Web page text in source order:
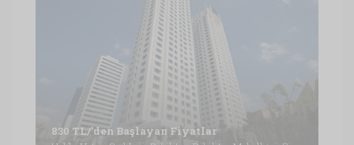
830 TL/'den Başlayan Fiyatlar